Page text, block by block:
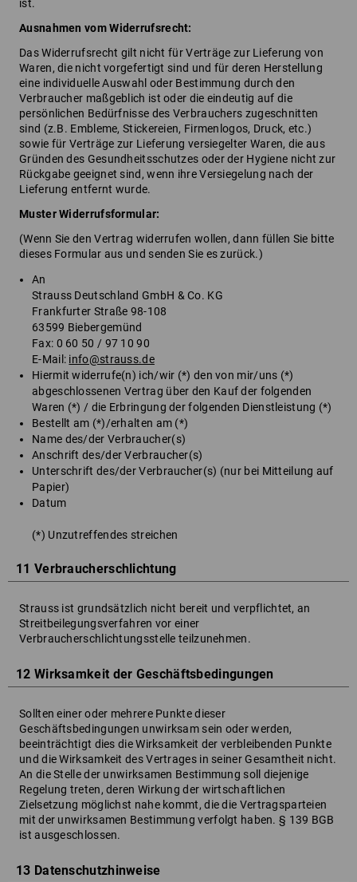
ist.
Ausnahmen vom Widerrufsrecht:
Das Widerrufsrecht gilt nicht für Verträge zur Lieferung von
Waren, die nicht vorgefertigt sind und für deren Herstellung
eine individuelle Auswahl oder Bestimmung durch den
Verbraucher maßgeblich ist oder die eindeutig auf die
persönlichen Bedürfnisse des Verbrauchers zugeschnitten
sind (z.B. Embleme, Stickereien, Firmenlogos, Druck, etc.)
sowie für Verträge zur Lieferung versiegelter Waren, die aus
Gründen des Gesundheitsschutzes oder der Hygiene nicht zur
Rückgabe geeignet sind, wenn ihre Versiegelung nach der
Lieferung entfernt wurde.
Muster Widerrufsformular:
(Wenn Sie den Vertrag widerrufen wollen, dann füllen Sie bitte
dieses Formular aus und senden Sie es zurück.)
An
Strauss Deutschland GmbH & Co. KG
Frankfurter Straße 98-108
63599 Biebergemünd
Fax: 0 60 50 / 97 10 90
E-Mail: info@strauss.de
Hiermit widerrufe(n) ich/wir (*) den von mir/uns (*)
abgeschlossenen Vertrag über den Kauf der folgenden
Waren (*) / die Erbringung der folgenden Dienstleistung (*)
Bestellt am (*)/erhalten am (*)
Name des/der Verbraucher(s)
Anschrift des/der Verbraucher(s)
Unterschrift des/der Verbraucher(s) (nur bei Mitteilung auf
Papier)
Datum
(*) Unzutreffendes streichen
11 Verbraucherschlichtung
Strauss ist grundsätzlich nicht bereit und verpflichtet, an
Streitbeilegungsverfahren vor einer
Verbraucherschlichtungsstelle teilzunehmen.
12 Wirksamkeit der Geschäftsbedingungen
Sollten einer oder mehrere Punkte dieser
Geschäftsbedingungen unwirksam sein oder werden,
beeinträchtigt dies die Wirksamkeit der verbleibenden Punkte
und die Wirksamkeit des Vertrages in seiner Gesamtheit nicht.
An die Stelle der unwirksamen Bestimmung soll diejenige
Regelung treten, deren Wirkung der wirtschaftlichen
Zielsetzung möglichst nahe kommt, die die Vertragsparteien
mit der unwirksamen Bestimmung verfolgt haben. § 139 BGB
ist ausgeschlossen.
13 Datenschutzhinweise